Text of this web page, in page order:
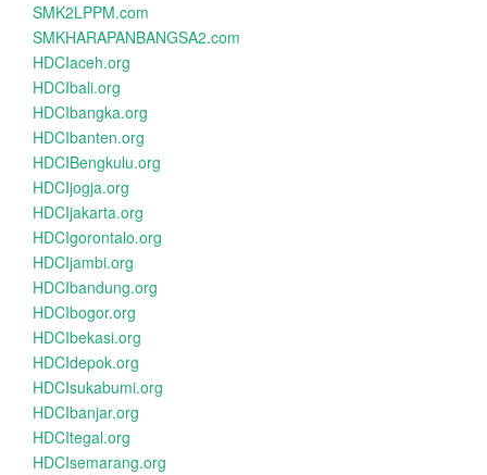
SMK2LPPM.com
SMKHARAPANBANGSA2.com
HDCIaceh.org
HDCIbali.org
HDCIbangka.org
HDCIbanten.org
HDCIBengkulu.org
HDCIjogja.org
HDCIjakarta.org
HDCIgorontalo.org
HDCIjambi.org
HDCIbandung.org
HDCIbogor.org
HDCIbekasi.org
HDCIdepok.org
HDCIsukabumi.org
HDCIbanjar.org
HDCItegal.org
HDCIsemarang.org